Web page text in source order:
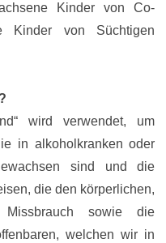
Kinder von Co-
Kinder von Süchtigen
wird verwendet, um
in alkoholkranken oder
sind und die
die den körperlichen,
sowie die
welchen wir in